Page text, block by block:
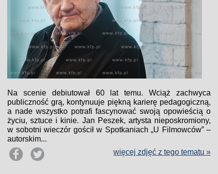
Na scenie debiutował 60 lat temu. Wciąż zachwyca
publiczność grą, kontynuuje piękną karierę pedagogiczną,
a nade wszystko potrafi fascynować swoją opowieścią o
życiu, sztuce i kinie. Jan Peszek, artysta nieposkromiony,
w sobotni wieczór gościł w Spotkaniach „U Filmowców” –
autorskim...
więcej zdjęć z tego tematu »